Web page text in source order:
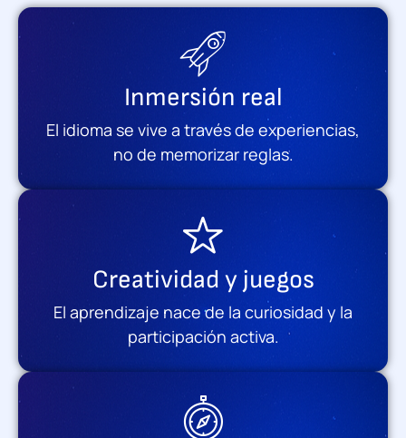
Inmersión real
El idioma se vive a través de experiencias,
no de memorizar reglas.
Creatividad y juegos
El aprendizaje nace de la curiosidad y la
participación activa.